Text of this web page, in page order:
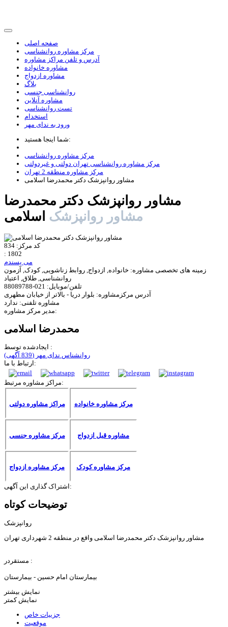
صفحه اصلی
مرکز مشاوره روانشناسی
آدرس و تلفن مراکز مشاوره
مشاوره خانواده
مشاوره ازدواج
بلاگ
روانشناسی جنسی
مشاوره آنلاین
تست روانشناسی
استخدام
ورود به ندای مهر
شما اینجا هستید:
مرکز مشاوره روانشناسی
مرکز مشاوره روانشناسی تهران دولتی و غیردولتی
مرکز مشاوره منطقه 2 تهران
مشاور روانپزشک دکتر محمدرضا اسلامی
مشاور روانپزشک دکتر محمدرضا
مشاور روانپزشک
کد مرکز: 834
: 1802
می پسندم
زمینه های تخصصی مشاوره: خانواده, ازدواج, روابط زناشویی, کودک, آزمون
روانشناسی, طلاق, اعتیاد
تلفن/موبایل: 021-88089788
آدرس مرکزمشاوره: بلوار دریا - بالاتر از خیابان مطهری
مشاوره تلفنی: ندارد
مدیر مرکز مشاوره:
محمدرضا اسلامی
ایجادشده توسط :
روانشناس ندای مهر (839 آگهی)
ارتباط با ما:
مراکز مشاوره مرتبط:
مراکز مشاوره دولتی مرکز مشاوره خانواده
مرکز مشاوره جنسی مشاوره قبل ازدواج
مرکز مشاوره ازدواج مرکز مشاوره کودک
اشتراک گذاری این آگهی:
توضیحات کوتاه
روانپزشک
مشاور روانپزشک دکتر محمدرضا اسلامی واقع در منطقه 2 شهرداری تهران
مستقردر :
بیمارستان امام حسین - بیمارستان
نمایش بیشتر
نمایش کمتر
جزییات خاص
موقعیت